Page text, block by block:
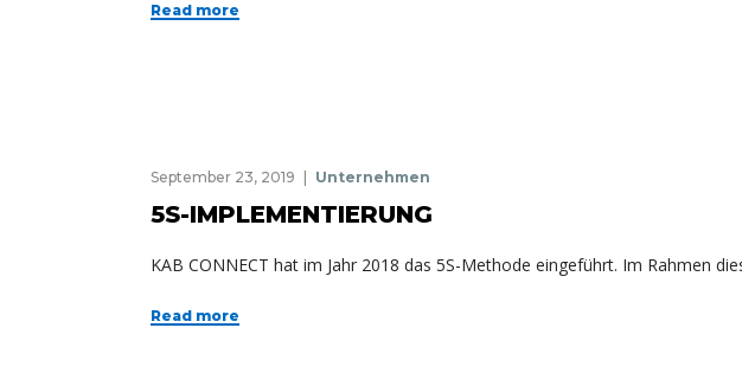
Read more
September 23, 2019 Unternehmen
5S-IMPLEMENTIERUNG
KAB CONNECT hat im Jahr 2018 das 5S-Methode eingeführt. Im Rahmen
Read more